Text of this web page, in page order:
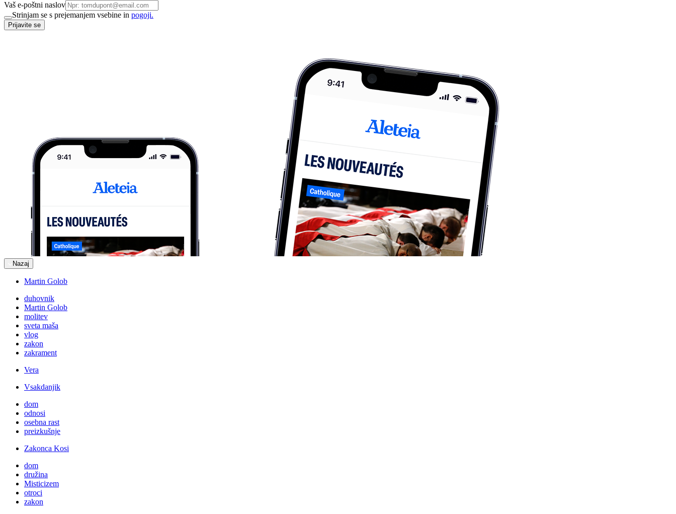
Vaš e-poštni naslov
Strinjam se s prejemanjem vsebine in pogoji.
Prijavite se
Nazaj
Martin Golob
duhovnik
Martin Golob
molitev
sveta maša
vlog
zakon
zakrament
Vera
Vsakdanjik
dom
odnosi
osebna rast
preizkušnje
Zakonca Kosi
dom
družina
Misticizem
otroci
zakon